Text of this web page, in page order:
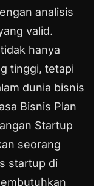
analisis
valid.
hanya
tinggi, tetapi
dunia bisnis
Bisnis Plan
Startup
seorang
startup di